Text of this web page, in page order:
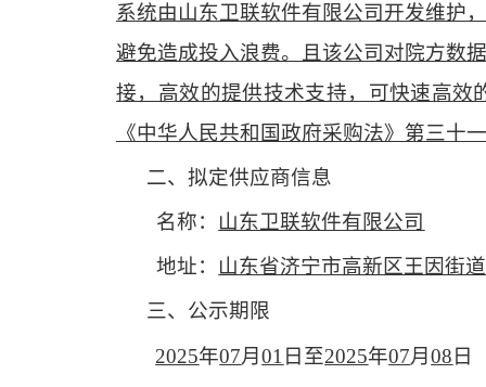
系统由山东卫联软件有限公司开发维护
避免造成投入浪费。且该公司对院方数
接，高效的提供技术支持，可快速高效
《中华人民共和国政府采购法》第三十
二、拟定供应商信息
名称： 山东卫联软件有限公司
地址： 山东省济宁市高新区王因街
三、公示期限
2025年07月01 日 至2025年07月08 日